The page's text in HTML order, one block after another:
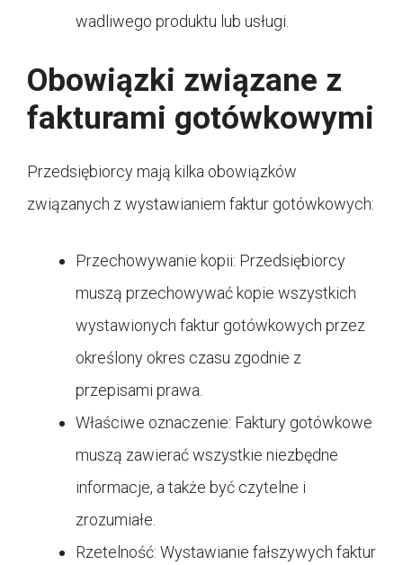
wadliwego produktu lub usługi.
Obowiązki związane z
fakturami gotówkowymi
Przedsiębiorcy mają kilka obowiązków
związanych z wystawianiem faktur gotówkowych:
Przechowywanie kopii: Przedsiębiorcy
muszą przechowywać kopie wszystkich
wystawionych faktur gotówkowych przez
określony okres czasu zgodnie z
przepisami prawa.
Właściwe oznaczenie: Faktury gotówkowe
muszą zawierać wszystkie niezbędne
informacje, a także być czytelne i
zrozumiałe.
Rzetelność: Wystawianie fałszywych faktur